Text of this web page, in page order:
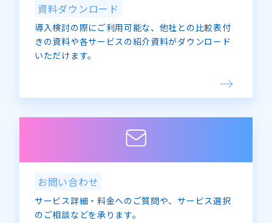
資料ダウンロード
導入検討の際にご利用可能な、他社との比較表付
きの資料や各サービスの紹介資料がダウンロード
いただけます。
お問い合わせ
サービス詳細・料金へのご質問や、サービス選択
のご相談などを承ります。